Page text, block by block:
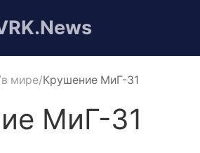
в мире Крушение МиГ-31
МиГ-31